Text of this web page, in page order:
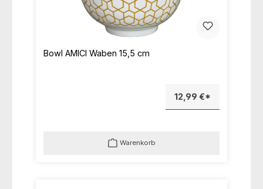
Bowl AMICI Waben 15,5 cm
12,99 €*
Warenkorb